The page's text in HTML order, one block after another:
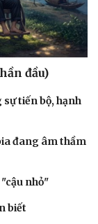
đầu)
sự tiến bộ, hạnh
đang âm thầm
nhỏ"
biết